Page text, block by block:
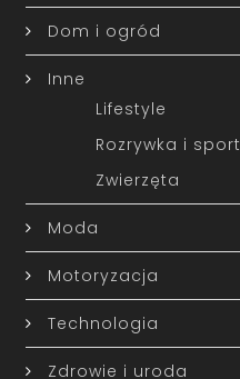
Dom i ogród
Inne
Lifestyle
Rozrywka i sport
Zwierzęta
Moda
Motoryzacja
Technologia
Zdrowie i uroda